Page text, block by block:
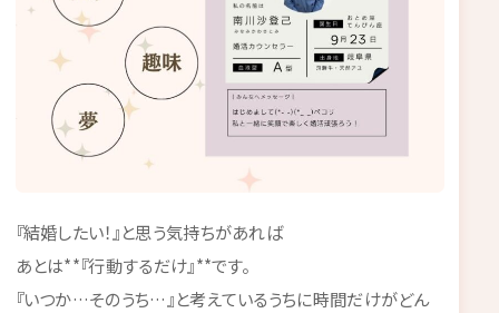
『結婚したい！』と思う気持ちがあれば
あとは**『行動するだけ』**です。
『いつか…そのうち…』と考えているうちに時間だけがどん